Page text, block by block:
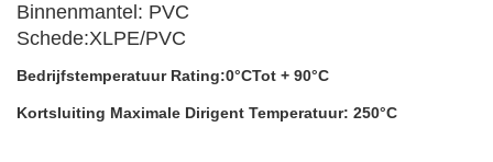
Binnenmantel: PVC
Schede:XLPE/PVC
Bedrijfstemperatuur Rating:0°CTot + 90°C
Kortsluiting Maximale Dirigent Temperatuur: 250°C